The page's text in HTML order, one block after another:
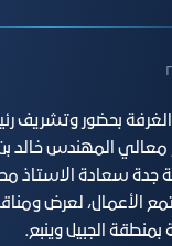
بحضور وتشريف
معالي المهندس خالد
جدة سعادة الاستاذ
الأعمال، لعرض
بمنطقة الجبيل وينبع.